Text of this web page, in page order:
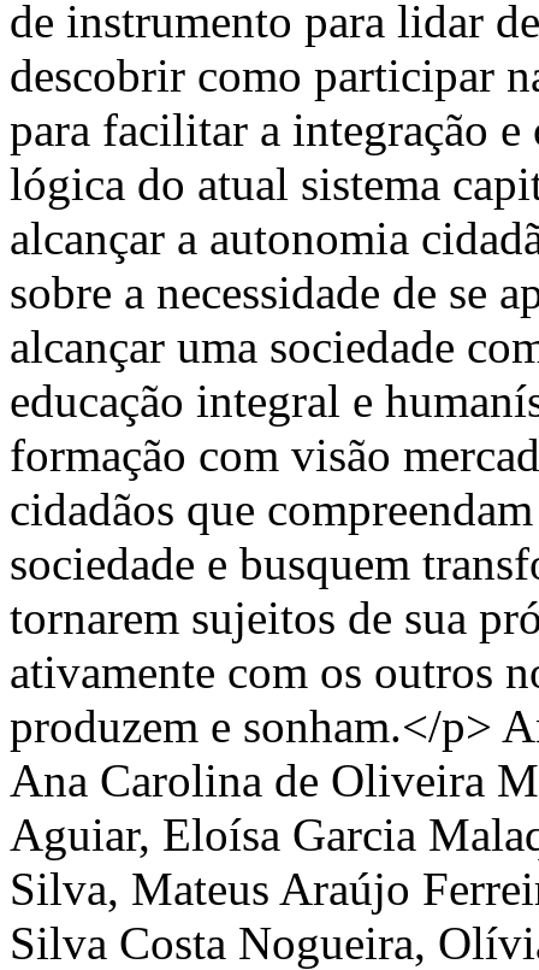
de instrumento para lidar
descobrir como participar
para facilitar a integração e
lógica do atual sistema
alcançar a autonomia
sobre a necessidade de se
alcançar uma sociedade
educação integral e
formação com visão
cidadãos que
sociedade e busquem
tornarem sujeitos de sua
ativamente com os outros
produzem e sonham.</p>
Ana Carolina de Oliveira
Aguiar, Eloísa Garcia
Silva, Mateus Araújo
Silva Costa Nogueira,